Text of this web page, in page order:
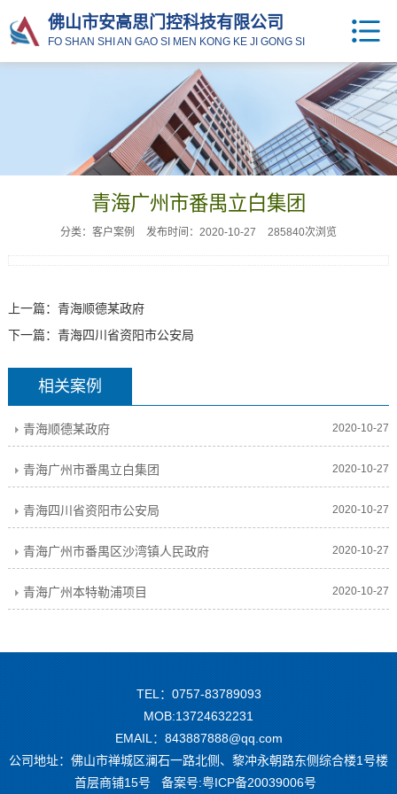
佛山市安高思门控科技有限公司
FO SHAN SHI AN GAO SI MEN KONG KE JI GONG SI
青海广州市番禺立白集团
分类：客户案例 发布时间：2020-10-27 285840次浏览
上一篇： 青海顺德某政府
下一篇： 青海四川省资阳市公安局
相关案例
青海顺德某政府 2020-10-27
青海广州市番禺立白集团 2020-10-27
青海四川省资阳市公安局 2020-10-27
青海广州市番禺区沙湾镇人民政府 2020-10-27
青海广州本特勒浦项目 2020-10-27
TEL：0757-83789093
MOB:13724632231
EMAIL：843887888@qq.com
公司地址：佛山市禅城区澜石一路北侧、黎冲永朝路东侧综合楼1号楼
首层商铺15号 备案号:粤ICP备20039006号